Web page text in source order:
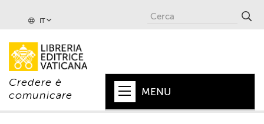
IT
Credere è
comunicare
MENU